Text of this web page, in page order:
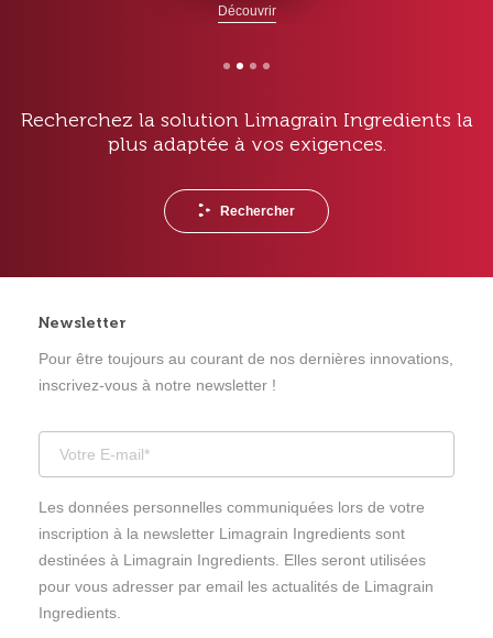
Découvrir
Recherchez la solution Limagrain Ingredients la
plus adaptée à vos exigences.
Rechercher
Newsletter
Pour être toujours au courant de nos dernières innovations,
inscrivez-vous à notre newsletter !
Les données personnelles communiquées lors de votre
inscription à la newsletter Limagrain Ingredients sont
destinées à Limagrain Ingredients. Elles seront utilisées
pour vous adresser par email les actualités de Limagrain
Ingredients.